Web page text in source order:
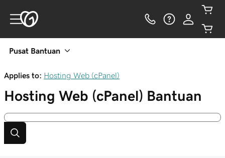
Pusat Bantuan
Applies to: Hosting Web (cPanel)
Hosting Web (cPanel) Bantuan